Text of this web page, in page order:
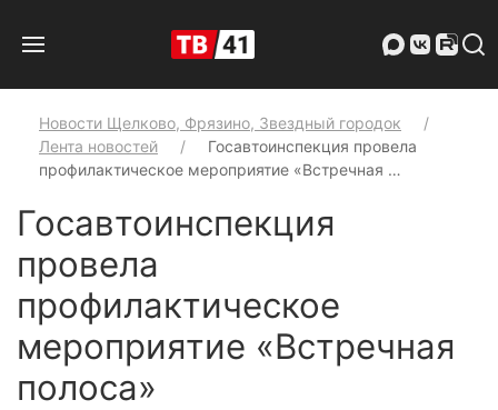
Новости Щелково, Фрязино, Звездный городок
Лента новостей
Госавтоинспекция провела
профилактическое мероприятие «Встречная …
Госавтоинспекция
провела
профилактическое
мероприятие «Встречная
полоса»